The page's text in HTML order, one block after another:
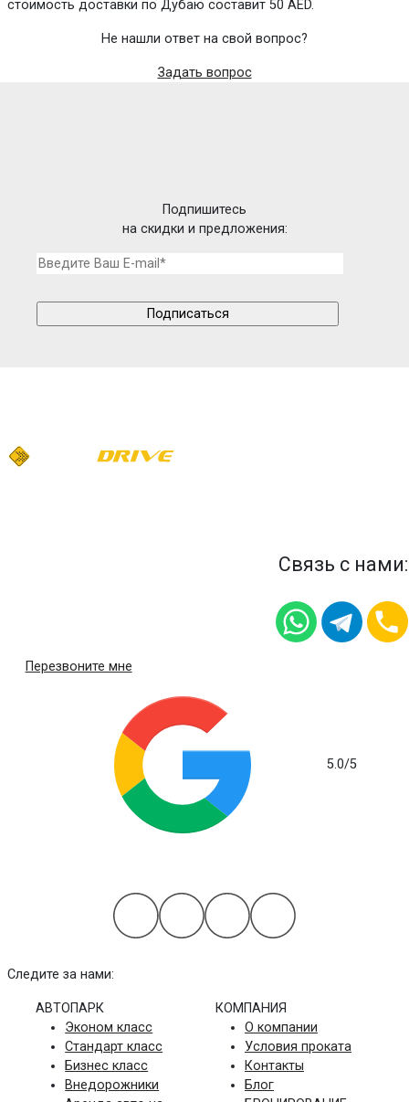
стоимость доставки по Дубаю составит 50 AED.
Не нашли ответ на свой вопрос?
Задать вопрос
Подпишитесь
на скидки и предложения:
Связь с нами:
Перезвоните мне
5.0/5
Следите за нами:
АВТОПАРК
Эконом класс
Стандарт класс
Бизнес класс
Внедорожники
КОМПАНИЯ
О компании
Условия проката
Контакты
Блог